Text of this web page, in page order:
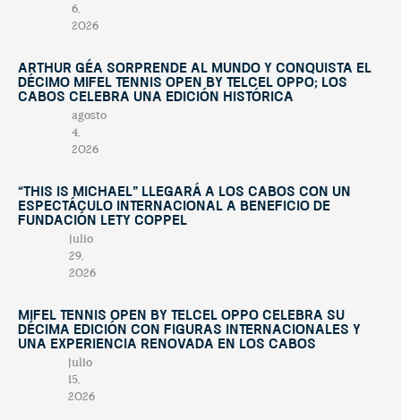
6,
2026
Arthur Géa sorprende al mundo y conquista el
décimo Mifel Tennis Open by Telcel OPPO; Los
Cabos celebra una edición histórica
agosto
4,
2026
“This Is Michael” llegará a Los Cabos con un
espectáculo internacional a beneficio de
Fundación Lety Coppel
julio
29,
2026
Mifel Tennis Open by Telcel Oppo celebra su
décima edición con figuras internacionales y
una experiencia renovada en Los Cabos
julio
15,
2026